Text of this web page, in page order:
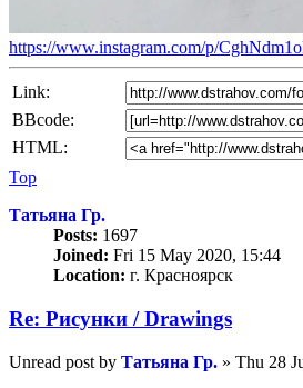
https://www.instagram.com/p/
Link:
BBcode:
HTML:
Top
Татьяна Гр.
Posts: 1697
Joined: Fri 15 May 2020, 15:44
Location: г. Красноярск
Re: Рисунки / Drawings
Unread post by Татьяна Гр. » Thu 28